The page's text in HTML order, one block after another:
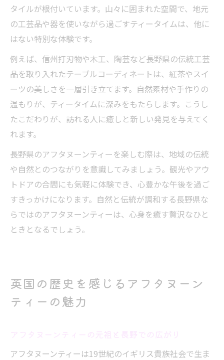
タイルが根付いています。山々に囲まれた空間で、地元
の工芸品や器を使いながら過ごすティータイムは、他に
はない特別な体験です。
例えば、信州打刃物や木工、陶芸など長野県の伝統工芸
品を取り入れたテーブルコーディネートは、紅茶やスイ
ーツの美しさを一層引き立てます。自然素材や手作りの
温もりが、ティータイムに深みをもたらします。こうし
たこだわりが、訪れる人に癒しと新しい発見を与えてく
れます。
長野県のアフタヌーンティーを楽しむ際は、地域の伝統
や自然とのつながりを意識してみましょう。観光やアウ
トドアの合間にも気軽に体験でき、心豊かな午後を過ご
すきっかけになります。自然と伝統が調和する長野県な
らではのアフタヌーンティーは、心身を癒す贅沢なひと
ときとなるでしょう。
英国の歴史を感じるアフタヌーン
ティーの魅力
アフタヌーンティーは19世紀のイギリス貴族社会で生ま